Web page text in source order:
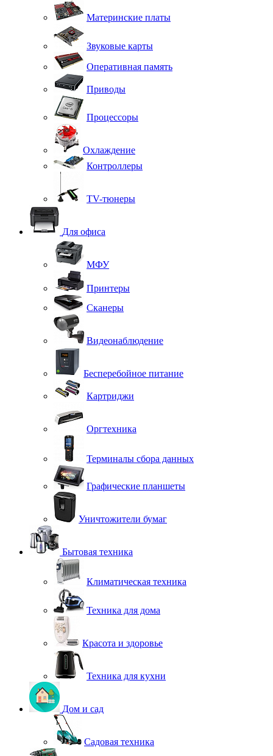
Материнские платы
Звуковые карты
Оперативная память
Приводы
Процессоры
Охлаждение
Контроллеры
TV-тюнеры
Для офиса
МФУ
Принтеры
Сканеры
Видеонаблюдение
Бесперебойное питание
Картриджи
Оргтехника
Терминалы сбора данных
Графические планшеты
Уничтожители бумаг
Бытовая техника
Климатическая техника
Техника для дома
Красота и здоровье
Техника для кухни
Дом и сад
Садовая техника